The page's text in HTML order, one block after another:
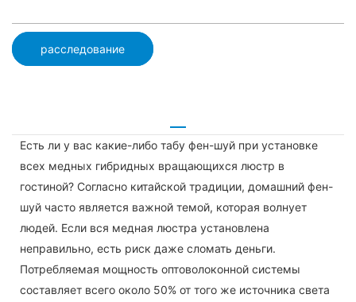
расследование
Есть ли у вас какие-либо табу фен-шуй при установке
всех медных гибридных вращающихся люстр в
гостиной? Согласно китайской традиции, домашний фен-
шуй часто является важной темой, которая волнует
людей. Если вся медная люстра установлена ​​
неправильно, есть риск даже сломать деньги.
Потребляемая мощность оптоволоконной системы
составляет всего около 50% от того же источника света